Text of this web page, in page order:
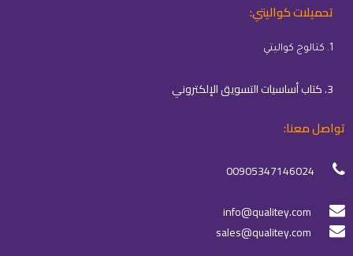
تحميلات كواليتي:
1. كتالوج كواليتي
3. كتاب أساسيات التسويق الإلكتروني
تواصل معنا:
00905347146024
info@qualitey.com
sales@qualitey.com